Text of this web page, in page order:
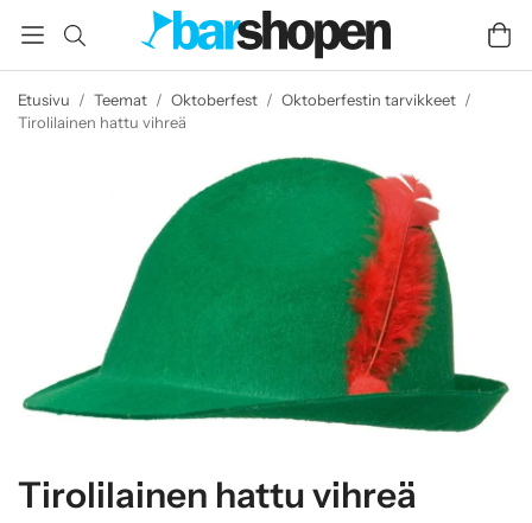
Etusivu / Teemat / Oktoberfest / Oktoberfestin tarvikkeet /
Tirolilainen hattu vihreä
Tirolilainen hattu vihreä